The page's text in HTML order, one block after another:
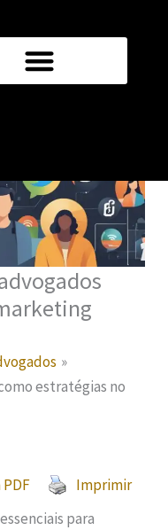
estratégias no
Imprimir
para